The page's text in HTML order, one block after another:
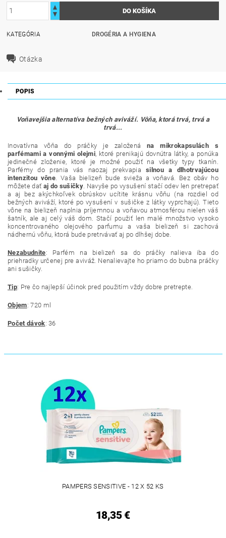
KATEGÓRIA DROGÉRIA A HYGIENA
Otázka
POPIS
Voňavejšia alternatíva bežných aviváží. Vôňa, ktorá trvá, trvá a
trvá...
Inovatívna vôňa do práčky je založená na mikrokapsulách s
parfémami a vonnými olejmi, ktoré prenikajú dovnútra látky, a ponúka
jedinečné zloženie, ktoré je možné použiť na všetky typy tkanín.
Parfémy do prania vás naozaj prekvapiasilnou a dlhotrvajúcou
intenzitou vône. Vaša bielizeň bude svieža a voňavá. Bez obáv ho
môžete dať aj do sušičky. Navyše po vysušení stačí odev len pretrepať
a aj bez akýchkoľvek obrúskov ucítite krásnu vôňu (na rozdiel od
bežných aviváží, ktoré po vysušení v sušičke z látky vyprchajú). Tieto
vône na bielizeň naplnia príjemnou a voňavou atmosférou nielen váš
šatník, ale aj celý váš dom. Stačí použiť len malé množstvo vysoko
koncentrovaného olejového parfumu a vaša bielizeň si zachová
nádhernú vôňu, ktorá bude pretrvávať aj po dlhšej dobe.
Nezabudnite: Parfém na bielizeň sa do práčky nalieva iba do
priehradky určenej pre aviváž. Nenalievajte ho priamo do bubna práčky
ani sušičky.
Tip: Pre čo najlepší účinok pred použitím vždy dobre pretrepte.
Objem: 720 ml
Počet dávok: 36
PAMPERS SENSITIVE - 12 X 52 KS
18,35 €